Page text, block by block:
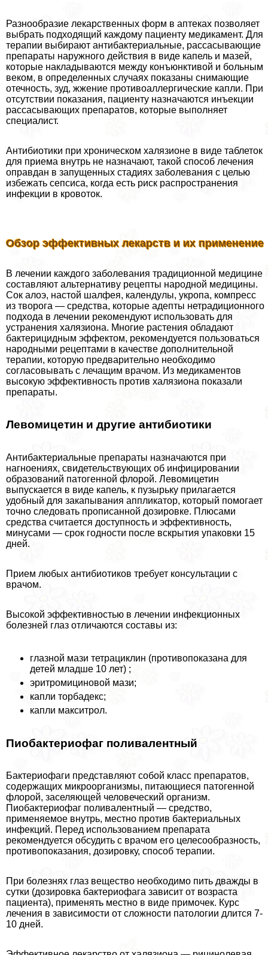
Разнообразие лекарственных форм в аптеках позволяет
выбрать подходящий каждому пациенту медикамент. Для
терапии выбирают антибактериальные, рассасывающие
препараты наружного действия в виде капель и мазей,
которые накладываются между конъюнктивой и больным
веком, в определенных случаях показаны снимающие
отечность, зуд, жжение противоаллергические капли. При
отсутствии показания, пациенту назначаются инъекции
рассасывающих препаратов, которые выполняет
специалист.
Антибиотики при хроническом халязионе в виде таблеток
для приема внутрь не назначают, такой способ лечения
оправдан в запущенных стадиях заболевания с целью
избежать сепсиса, когда есть риск распространения
инфекции в кровоток.
Обзор эффективных лекарств и их применение
В лечении каждого заболевания традиционной медицине
составляют альтернативу рецепты народной медицины.
Сок алоэ, настой шалфея, календулы, укропа, компресс
из творога — средства, которые адепты нетрадиционного
подхода в лечении рекомендуют использовать для
устранения халязиона. Многие растения обладают
бактерицидным эффектом, рекомендуется пользоваться
народными рецептами в качестве дополнительной
терапии, которую предварительно необходимо
согласовывать с лечащим врачом. Из медикаментов
высокую эффективность против халязиона показали
препараты.
Левомицетин и другие антибиотики
Антибактериальные препараты назначаются при
нагноениях, свидетельствующих об инфицировании
образований патогенной флорой. Левомицетин
выпускается в виде капель, к пузырьку прилагается
удобный для закапывания аппликатор, который помогает
точно следовать прописанной дозировке. Плюсами
средства считается доступность и эффективность,
минусами — срок годности после вскрытия упаковки 15
дней.
Прием любых антибиотиков требует консультации с
врачом.
Высокой эффективностью в лечении инфекционных
болезней глаз отличаются составы из:
глазной мази тетрациклин (противопоказана для
детей младше 10 лет) ;
эритромициновой мази;
капли торбадекс;
капли макситрол.
Пиобактериофаг поливалентный
Бактериофаги представляют собой класс препаратов,
содержащих микроорганизмы, питающиеся патогенной
флорой, заселяющей человеческий организм.
Пиобактериофаг поливалентный — средство,
применяемое внутрь, местно против бактериальных
инфекций. Перед использованием препарата
рекомендуется обсудить с врачом его целесообразность,
противопоказания, дозировку, способ терапии.
При болезнях глаз вещество необходимо пить дважды в
сутки (дозировка бактериофага зависит от возраста
пациента), применять местно в виде примочек. Курс
лечения в зависимости от сложности патологии длится 7-
10 дней.